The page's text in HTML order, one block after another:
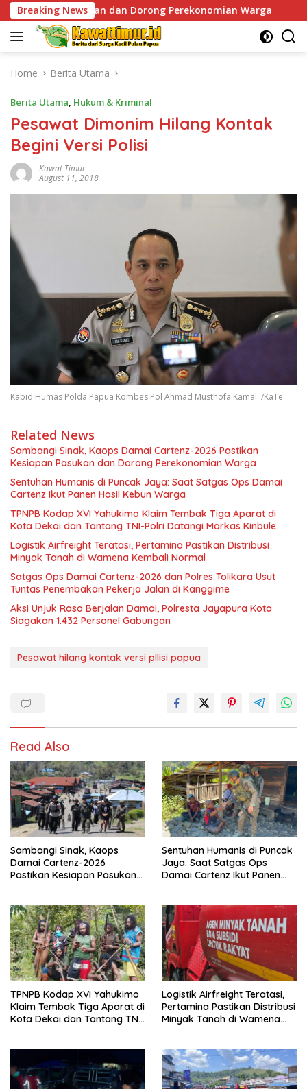
Skip
to
content
Breaking News
dan Dorong Perekonomian Warga Sentuhan
Home Berita Utama
Berita Utama, Hukum & Kriminal
Pesawat Dimonim Hilang Kontak
Begini Versi Polisi
Kawat Timur
August 11, 2018
Kabid Humas Polda Papua Kombes Pol Ahmad Musthofa Kamal. /KaTe
Related News
Sambangi Sinak, Kaops Damai Cartenz-2026 Pastikan
Kesiapan Pasukan dan Dorong Perekonomian Warga
Sentuhan Humanis di Puncak Jaya: Saat Satgas Ops Damai
Cartenz Ikut Panen Hasil Kebun Warga
TPNPB Kodap XVI Yahukimo Klaim Tembak Tiga Aparat di
Kota Dekai dan Tantang TNI-Polri Datangi Markas Kinbule
Logistik Airfreight Teratasi, Pertamina Pastikan Distribusi
Minyak Tanah di Wamena Kembali Normal
Satgas Ops Damai Cartenz-2026 dan Polres Tolikara Usut
Tuntas Penembakan Pekerja Jalan di Kanggime
Aksi Unjuk Rasa Berjalan Damai, Polresta Jayapura Kota
Siagakan 1.432 Personel Gabungan
Pesawat hilang kontak versi pllisi papua
Read Also
Sambangi Sinak, Kaops
Damai Cartenz-2026
Pastikan Kesiapan Pasukan
Sentuhan Humanis di Puncak
Jaya: Saat Satgas Ops
Damai Cartenz Ikut Panen
TPNPB Kodap XVI Yahukimo
Klaim Tembak Tiga Aparat di
Kota Dekai dan Tantang TNI-
Logistik Airfreight Teratasi,
Pertamina Pastikan Distribusi
Minyak Tanah di Wamena